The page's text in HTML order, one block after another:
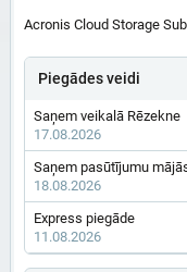
Acronis Cloud Storage
Piegādes veidi
Saņem veikalā Rēzekne
17.08.2026
Saņem pasūtījumu
18.08.2026
Express piegāde
11.08.2026